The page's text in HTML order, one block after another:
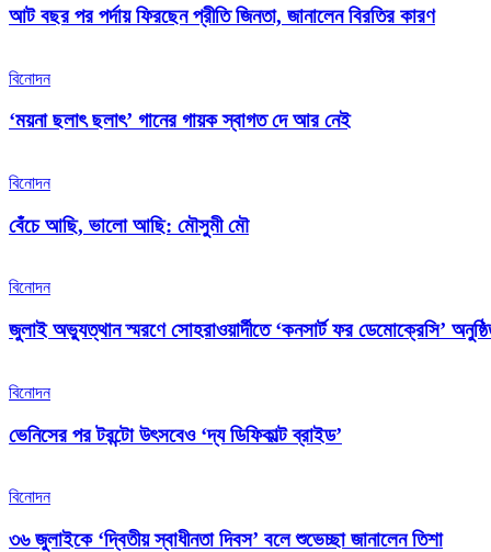
আট বছর পর পর্দায় ফিরছেন প্রীতি জিনতা, জানালেন বিরতির কারণ
বিনোদন
‘ময়না ছলাৎ ছলাৎ’ গানের গায়ক স্বাগত দে আর নেই
বিনোদন
বেঁচে আছি, ভালো আছি: মৌসুমী মৌ
বিনোদন
জুলাই অভ্যুত্থান স্মরণে সোহরাওয়ার্দীতে ‘কনসার্ট ফর ডেমোক্রেসি’
বিনোদন
ভেনিসের পর টরন্টো উৎসবেও ‘দ্য ডিফিকাল্ট ব্রাইড’
বিনোদন
৩৬ জুলাইকে ‘দ্বিতীয় স্বাধীনতা দিবস’ বলে শুভেচ্ছা জানালেন তিশা